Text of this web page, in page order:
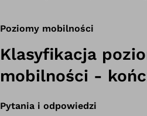
Poziomy mobilności
Klasyfikacja
mobilności -
Pytania i odpowiedzi